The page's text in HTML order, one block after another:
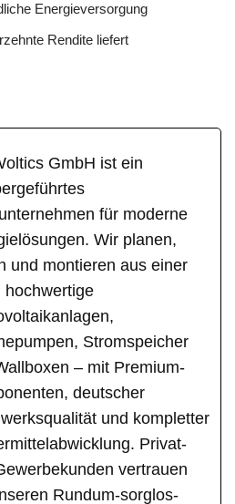
Energieversorgung
Rendite liefert
GmbH ist ein
für moderne
Wir planen,
und montieren aus einer
hochwertige
Stromspeicher
– mit Premium-
deutscher
und kompletter
Privat-
vertrauen
Rundum-sorglos-